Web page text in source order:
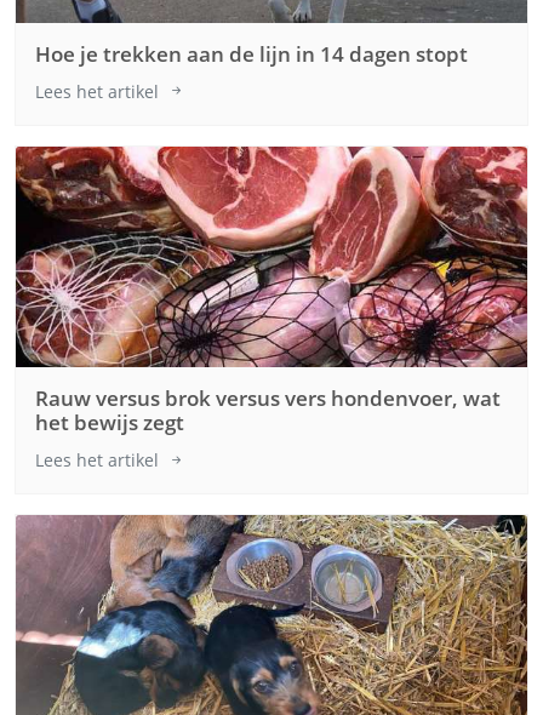
Hoe je trekken aan de lijn in 14 dagen stopt
Lees het artikel
Rauw versus brok versus vers hondenvoer, wat
het bewijs zegt
Lees het artikel